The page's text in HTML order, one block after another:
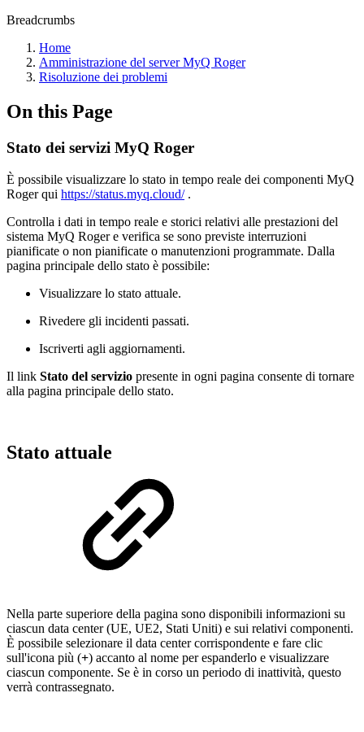
Breadcrumbs
Home
Amministrazione del server MyQ Roger
Risoluzione dei problemi
On this Page
Stato dei servizi MyQ Roger
È possibile visualizzare lo stato in tempo reale dei componenti MyQ
Roger qui https://status.myq.cloud/.
Controlla i dati in tempo reale e storici relativi alle prestazioni del
sistema MyQ Roger e verifica se sono previste interruzioni
pianificate o non pianificate o manutenzioni programmate. Dalla
pagina principale dello stato è possibile:
Visualizzare lo stato attuale.
Rivedere gli incidenti passati.
Iscriverti agli aggiornamenti.
Il link Stato del servizio presente in ogni pagina consente di tornare
alla pagina principale dello stato.
Stato attuale
Nella parte superiore della pagina sono disponibili informazioni su
ciascun data center (UE, UE2, Stati Uniti) e sui relativi componenti.
È possibile selezionare il data center corrispondente e fare clic
sull'icona più (+) accanto al nome per espanderlo e visualizzare
ciascun componente. Se è in corso un periodo di inattività, questo
verrà contrassegnato.